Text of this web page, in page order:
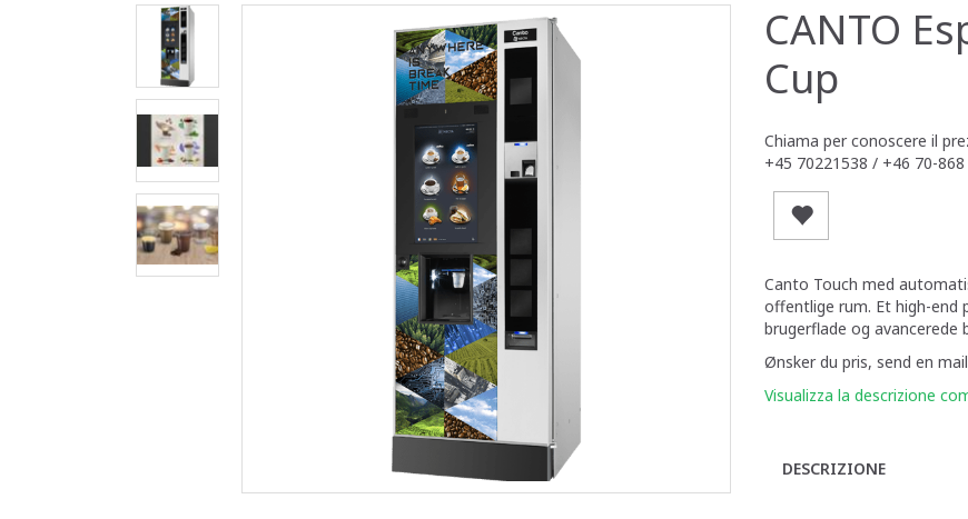
CANTO
Cup
Chiama per conoscere il
+45 70221538 / +46 70-
Canto Touch med
offentlige rum. Et high-end
brugerflade og avancerede
Ønsker du pris, send en
Visualizza la descrizione
DESCRIZIONE